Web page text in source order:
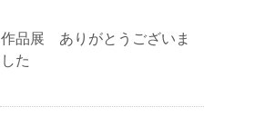
作品展 ありがとうございま
した